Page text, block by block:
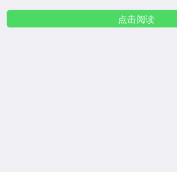
点击阅读